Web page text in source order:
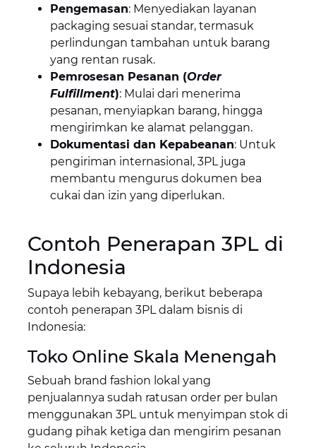
Pengemasan: Menyediakan layanan
packaging sesuai standar, termasuk
perlindungan tambahan untuk barang
yang rentan rusak.
Pemrosesan Pesanan (Order
Fulfillment): Mulai dari menerima
pesanan, menyiapkan barang, hingga
mengirimkan ke alamat pelanggan.
Dokumentasi dan Kepabeanan: Untuk
pengiriman internasional, 3PL juga
membantu mengurus dokumen bea
cukai dan izin yang diperlukan.
Contoh Penerapan 3PL di
Indonesia
Supaya lebih kebayang, berikut beberapa
contoh penerapan 3PL dalam bisnis di
Indonesia:
Toko Online Skala Menengah
Sebuah brand fashion lokal yang
penjualannya sudah ratusan order per bulan
menggunakan 3PL untuk menyimpan stok di
gudang pihak ketiga dan mengirim pesanan